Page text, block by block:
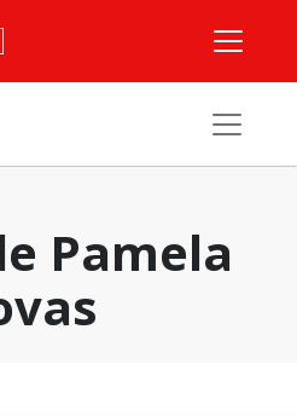
Pamela